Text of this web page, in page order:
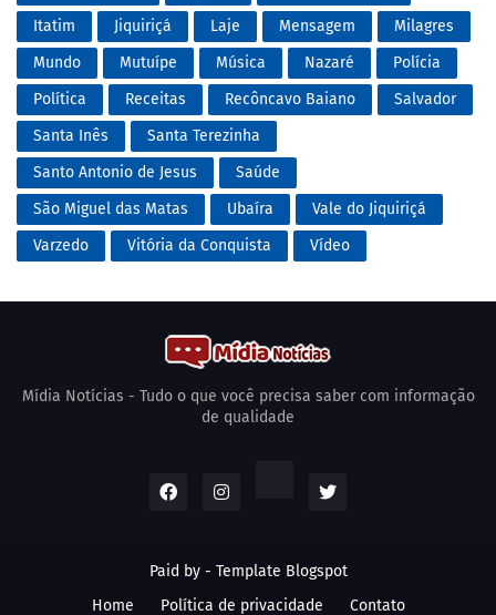
Itatim
Jiquiriçá Laje Mensagem
Milagres
Mundo
Mutuípe Música Nazaré
Polícia
Política
Receitas Recôncavo Baiano
Salvador
Santa Inês
Santa Terezinha
Santo Antonio de Jesus
Saúde
São Miguel das Matas
Ubaíra
Vale do Jiquiriçá
Varzedo
Vitória da Conquista Vídeo
Mídia Notícias - Tudo o que você precisa saber com informação
de qualidade
Paid by - Template Blogspot
Home
Política de privacidade Contato